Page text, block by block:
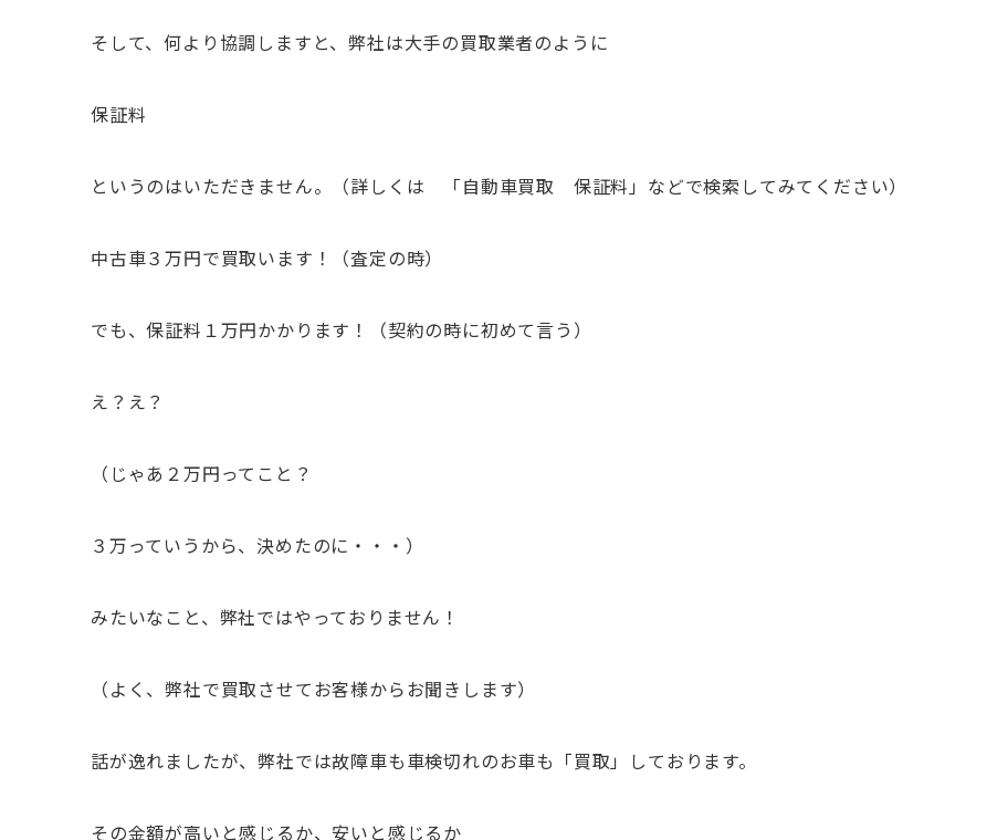
そして、何より協調しますと、弊社は大手の買取業者のように
保証料
というのはいただきません。（詳しくは 「自動車買取 保証料」などで検索してみてください）
中古車３万円で買取います！（査定の時）
でも、保証料１万円かかります！（契約の時に初めて言う）
え？え？
（じゃあ２万円ってこと？
３万っていうから、決めたのに・・・）
みたいなこと、弊社ではやっておりません！
（よく、弊社で買取させてお客様からお聞きします）
話が逸れましたが、弊社では故障車も車検切れのお車も「買取」しております。
その金額が高いと感じるか、安いと感じるか